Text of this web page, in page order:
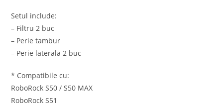
Setul include:
– Filtru 2 buc
– Perie tambur
– Perie laterala 2 buc
* Compatibile cu:
RoboRock S50 / S50 MAX
RoboRock S51